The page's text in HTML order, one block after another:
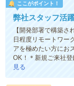
ここがポイント！
弊社スタッフ活
【開発部署で構築
日程度リモートワー
アを極めたい方にお
OK！＊新規ご来社
見る